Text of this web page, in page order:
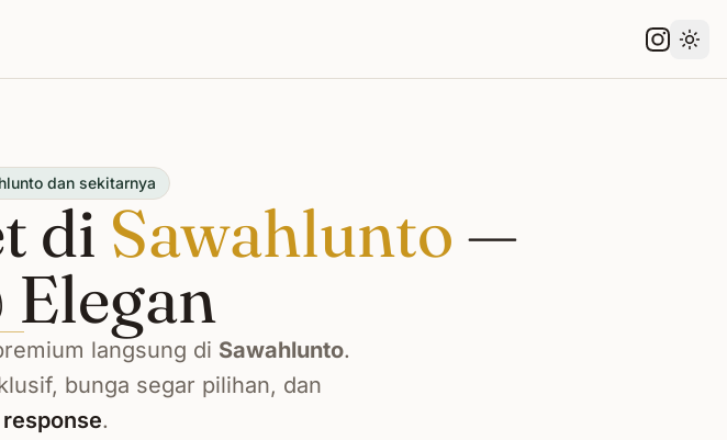
dan sekitarnya
di Sawahlunto —
langsung di Sawahlunto.
bunga segar pilihan, dan
.